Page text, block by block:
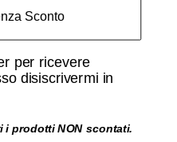
Sconto
promozionali
per ricevere
disiscrivermi in
i prodotti NON scontati.